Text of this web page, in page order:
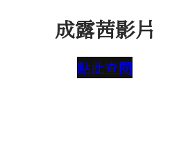
成露茜影片
點此查閱